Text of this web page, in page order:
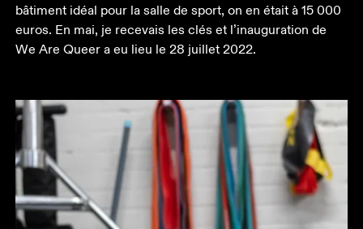
bâtiment idéal pour la salle de sport, on en était à 15 000
euros. En mai, je recevais les clés et l’inauguration de
We Are Queer a eu lieu le 28 juillet 2022.